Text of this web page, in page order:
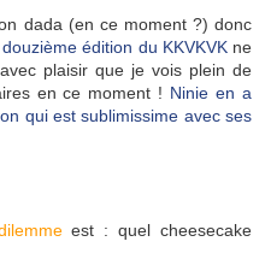
dada (en ce moment ?) donc
douzième édition du KKVKVKne
plaisir que je vois plein de
en ce moment ! Ninie en a
qui est sublimissime avec ses
est : quel cheesecake